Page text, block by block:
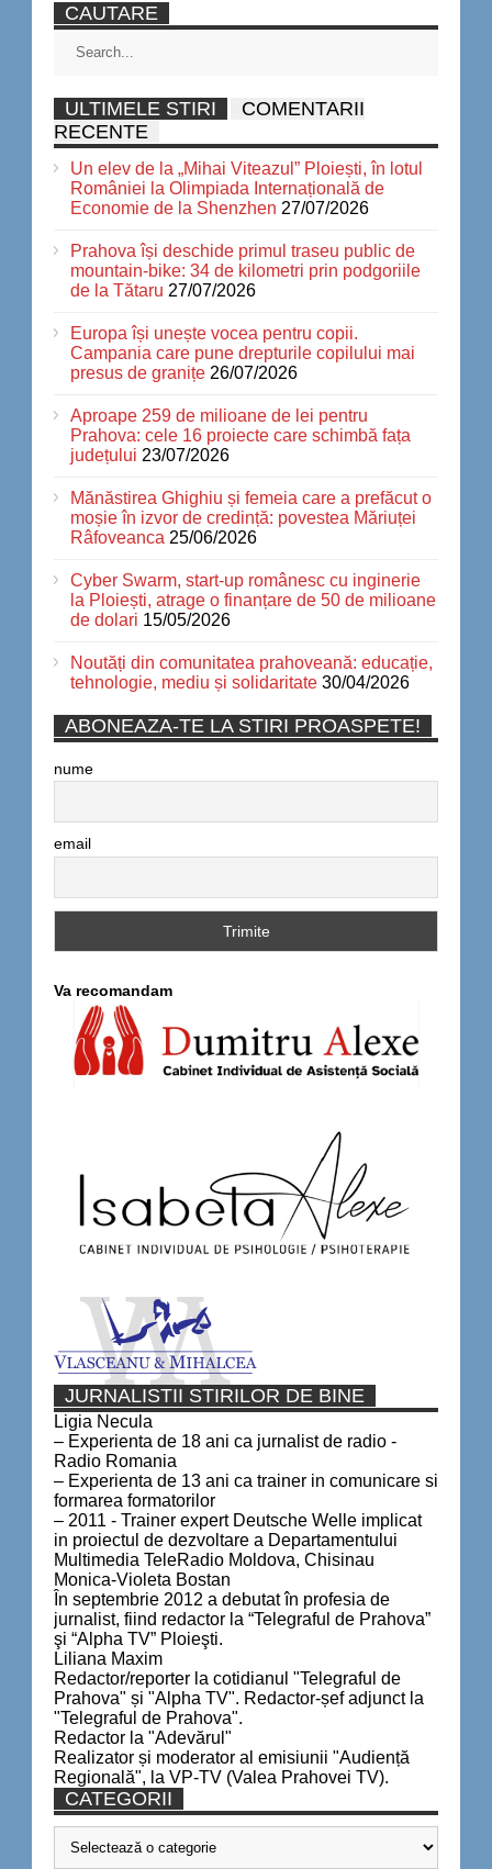
CAUTARE
ULTIMELE STIRI
COMENTARII
RECENTE
Un elev de la „Mihai Viteazul” Ploiești, în lotul
României la Olimpiada Internațională de
Economie de la Shenzhen 27/07/2026
Prahova își deschide primul traseu public de
mountain-bike: 34 de kilometri prin podgoriile
de la Tătaru 27/07/2026
Europa își unește vocea pentru copii.
Campania care pune drepturile copilului mai
presus de granițe 26/07/2026
Aproape 259 de milioane de lei pentru
Prahova: cele 16 proiecte care schimbă fața
județului 23/07/2026
Mănăstirea Ghighiu și femeia care a prefăcut o
moșie în izvor de credință: povestea Măriuței
Râfoveanca 25/06/2026
Cyber Swarm, start-up românesc cu inginerie
la Ploiești, atrage o finanțare de 50 de milioane
de dolari 15/05/2026
Noutăți din comunitatea prahoveană: educație,
tehnologie, mediu și solidaritate 30/04/2026
ABONEAZA-TE LA STIRI PROASPETE!
nume
email
Va recomandam
JURNALISTII STIRILOR DE BINE
Ligia Necula
– Experienta de 18 ani ca jurnalist de radio -
Radio Romania
– Experienta de 13 ani ca trainer in comunicare si
formarea formatorilor
– 2011 - Trainer expert Deutsche Welle implicat
in proiectul de dezvoltare a Departamentului
Multimedia TeleRadio Moldova, Chisinau
Monica-Violeta Bostan
În septembrie 2012 a debutat în profesia de
jurnalist, fiind redactor la “Telegraful de Prahova”
şi “Alpha TV” Ploieşti.
Liliana Maxim
Redactor/reporter la cotidianul "Telegraful de
Prahova" și "Alpha TV". Redactor-șef adjunct la
"Telegraful de Prahova".
Redactor la "Adevărul"
Realizator și moderator al emisiunii "Audiență
Regională", la VP-TV (Valea Prahovei TV).
CATEGORII
Categorii